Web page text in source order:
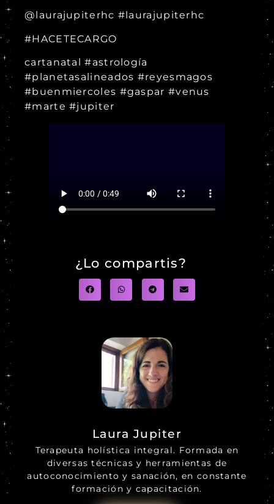
@laurajupiterhc #laurajupiterhc
#HACETECARGO
cartanatal #astrología
#planetasalineados #reyesmagos
#buenmiercoles #gaspar #venus
#marte #jupiter
¿Lo compartis?
Laura Jupiter
Terapeuta holística integral. Formada en
diversas técnicas y herramientas de
autoconocimiento y sanación, en constante
formación y capacitación.